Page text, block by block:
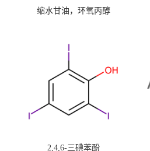
缩水甘油，环氧丙醇
2,4,6-三碘苯酚